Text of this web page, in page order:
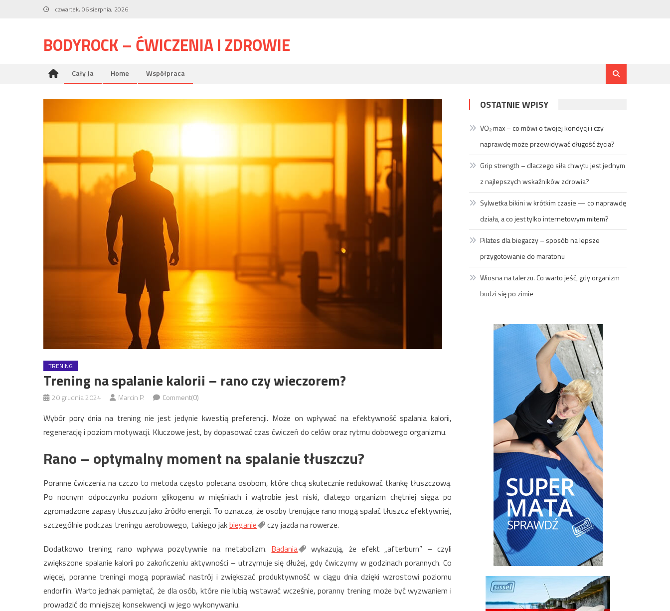
czwartek, 06 sierpnia, 2026
BODYROCK – ĆWICZENIA I ZDROWIE
Cały Ja Home Współpraca
TRENING
Trening na spalanie kalorii – rano czy wieczorem?
20 grudnia 2024 Marcin P. Comment(0)
Wybór pory dnia na trening nie jest jedynie kwestią preferencji. Może on wpływać na efektywność spalania kalorii,
regenerację i poziom motywacji. Kluczowe jest, by dopasować czas ćwiczeń do celów oraz rytmu dobowego organizmu.
Rano – optymalny moment na spalanie tłuszczu?
Poranne ćwiczenia na czczo to metoda często polecana osobom, które chcą skutecznie redukować tkankę tłuszczową.
Po nocnym odpoczynku poziom glikogenu w mięśniach i wątrobie jest niski, dlatego organizm chętniej sięga po
zgromadzone zapasy tłuszczu jako źródło energii. To oznacza, że osoby trenujące rano mogą spalać tłuszcz efektywniej,
szczególnie podczas treningu aerobowego, takiego jakbieganie
czy jazda na rowerze.
Dodatkowo trening rano wpływa pozytywnie na metabolizm. Badania
wykazują, że efekt „afterburn” – czyli
zwiększone spalanie kalorii po zakończeniu aktywności – utrzymuje się dłużej, gdy ćwiczymy w godzinach porannych. Co
więcej, poranne treningi mogą poprawiać nastrój i zwiększać produktywność w ciągu dnia dzięki wzrostowi poziomu
endorfin. Warto jednak pamiętać, że dla osób, które nie lubią wstawać wcześnie, poranny trening może być wyzwaniem i
prowadzić do mniejszej konsekwencji w jego wykonywaniu.
OSTATNIE WPISY
VO₂ max – co mówi o twojej kondycji i czy
naprawdę może przewidywać długość życia?
Grip strength – dlaczego siła chwytu jest jednym
z najlepszych wskaźników zdrowia?
Sylwetka bikini w krótkim czasie — co naprawdę
działa, a co jest tylko internetowym mitem?
Pilates dla biegaczy – sposób na lepsze
przygotowanie do maratonu
Wiosna na talerzu. Co warto jeść, gdy organizm
budzi się po zimie